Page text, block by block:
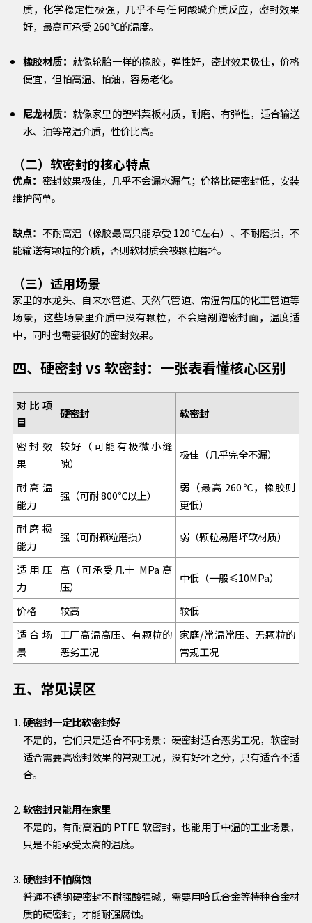
质，化学稳定性极强，几乎不与任何酸碱介质反应，密封效果
好，最高可承受 260℃的温度。
橡胶材质： 就像轮胎一样的橡胶，弹性好，密封效果极佳，价格
便宜，但怕高温、怕油，容易老化。
尼龙材质： 就像家里的塑料菜板材质，耐磨、有弹性，适合输送
水、油等常温介质，性价比高。
（二）软密封的核心特点
优点： 密封效果极佳，几乎不会漏水漏气；价格比硬密封低，安装
维护简单。
缺点： 不耐高温（橡胶最高只能承受 120℃左右）、不耐磨损，不
能输送有颗粒的介质，否则软材质会被颗粒磨坏。
（三）适用场景
家里的水龙头、自来水管道、天然气管道、常温常压的化工管道等
场景，这些场景里介质中没有颗粒，不会磨剐蹭密封面，温度适
中，同时也需要很好的密封效果。
四、硬密封 vs 软密封：一张表看懂核心区别
对比项
目
硬密封 软密封
密封效
果
较好（可能有极微小缝
隙）
极佳（几乎完全不漏）
耐高温
能力
强（可耐 800℃以上）
弱（最高 260℃，橡胶则
更低）
耐磨损
能力
强（可耐颗粒磨损） 弱（颗粒易磨坏软材质）
适用压
力
高（可承受几十 MPa 高
压）
中低（一般≤10MPa）
价格 较高
较低
适合场
景
工厂高温高压、有颗粒的
恶劣工况
家庭/常温常压、无颗粒的
常规工况
五、常见误区
硬密封一定比软密封好
不是的，它们只是适合不同场景：硬密封适合恶劣工况，软密封
适合需要高密封效果的常规工况，没有好坏之分，只有适合不适
合。
软密封只能用在家里
不是的，有耐高温的 PTFE 软密封，也能用于中温的工业场景，
只是不能承受太高的温度。
硬密封不怕腐蚀
普通不锈钢硬密封不耐强酸强碱，需要用哈氏合金等特种合金材
质的硬密封，才能耐强腐蚀。